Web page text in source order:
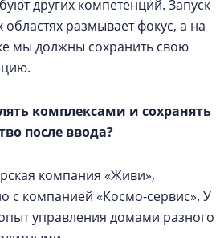
других компетенций. Запуск
размывает фокус, а на
мы должны сохранить свою
комплексами и сохранять
после ввода?
компания «Живи»,
с компанией «Космо-сервис». У
управления домами разного